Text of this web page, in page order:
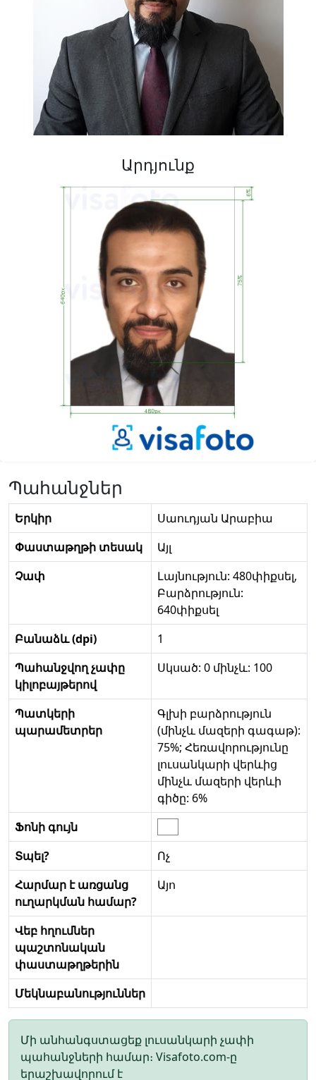
Արդյունք
Պահանջներ
Երկիր
Սաուդյան Արաբիա
Փաստաթղթի տեսակ
Այլ
Չափ
Լայնություն: 480փիքսել,
Բարձրություն:
640փիքսել
Բանաձև (dpi)
1
Պահանջվող չափը
կիլոբայթերով
Սկսած: 0 մինչև: 100
Պատկերի
պարամետրեր
Գլխի բարձրություն
(մինչև մազերի գագաթ):
75%; Հեռավորությունը
լուսանկարի վերևից
մինչև մազերի վերևի
գիծը: 6%
Ֆոնի գույն
Տպել?
Ոչ
Հարմար է առցանց
ուղարկման համար?
Այո
Վեբ հղումներ
պաշտոնական
փաստաթղթերին
Մեկնաբանություններ
Մի անհանգստացեք լուսանկարի չափի
պահանջների համար։ Visafoto.com-ը
երաշխավորում է